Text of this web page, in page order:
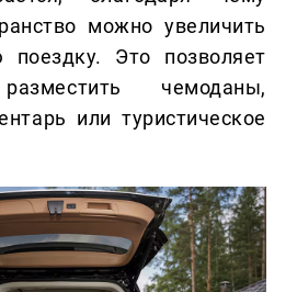
можно увеличить
поездку. Это позволяет
чемоданы,
или туристическое